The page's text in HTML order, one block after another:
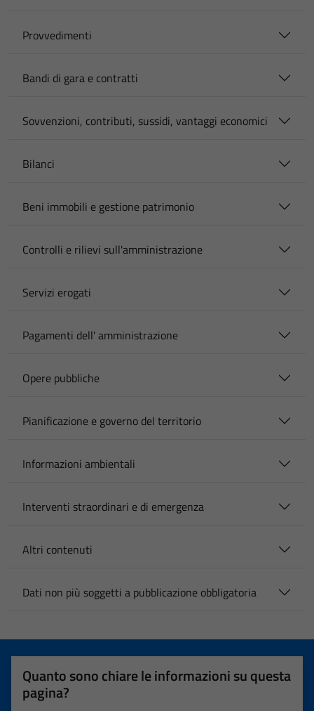
Provvedimenti
Bandi di gara e contratti
Sovvenzioni, contributi, sussidi, vantaggi economici
Bilanci
Beni immobili e gestione patrimonio
Controlli e rilievi sull'amministrazione
Servizi erogati
Pagamenti dell' amministrazione
Opere pubbliche
Pianificazione e governo del territorio
Informazioni ambientali
Interventi straordinari e di emergenza
Altri contenuti
Dati non più soggetti a pubblicazione obbligatoria
Quanto sono chiare le informazioni su questa
pagina?